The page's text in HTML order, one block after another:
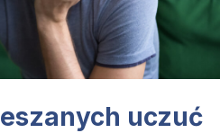
uczuć